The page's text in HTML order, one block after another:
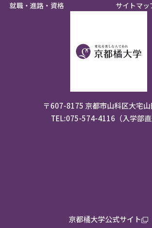
〒607-8175 京都市山科区大宅
TEL:075-574-4116（入学部直
京都橘大学公式サイト
就職・進路・資格 サイトマッ